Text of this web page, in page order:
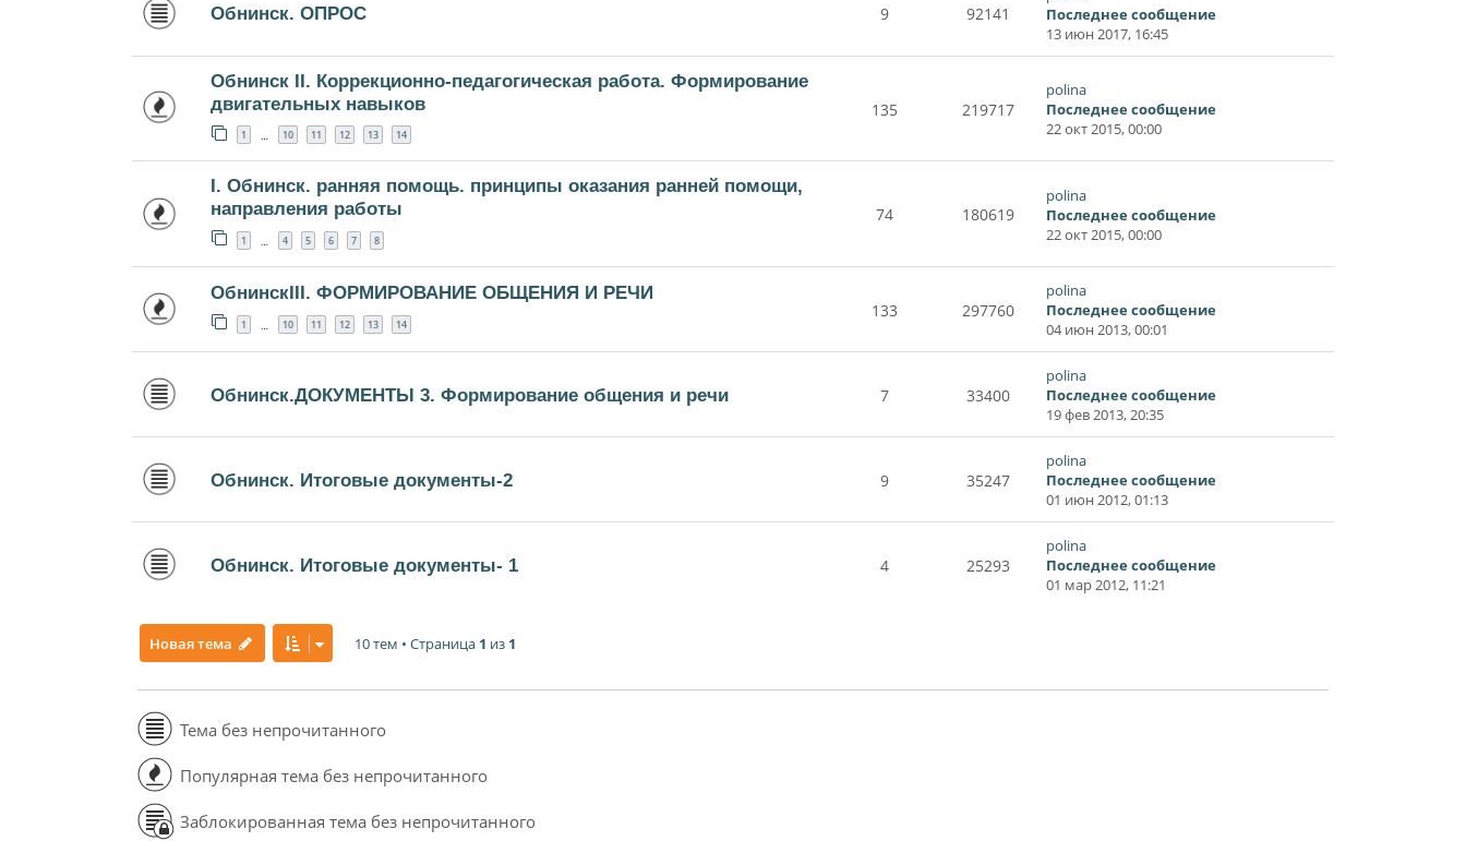
Обнинск. ОПРОС 9 92141
Последнее сообщение
13 июн 2017, 16:45
Обнинск II. Коррекционно-педагогическая работа. Формирование
двигательных навыков
1 … 10 11 12 13 14
135 219717
polina
Последнее сообщение
22 окт 2015, 00:00
I. Обнинск. ранняя помощь. принципы оказания ранней помощи,
направления работы
1 … 4 5 6 7 8
74 180619
polina
Последнее сообщение
22 окт 2015, 00:00
ОбнинскIII. ФОРМИРОВАНИЕ ОБЩЕНИЯ И РЕЧИ
1 … 10 11 12 13 14
133 297760
polina
Последнее сообщение
04 июн 2013, 00:01
Обнинск.ДОКУМЕНТЫ 3. Формирование общения и речи 7 33400
polina
Последнее сообщение
19 фев 2013, 20:35
Обнинск. Итоговые документы-2 9 35247
polina
Последнее сообщение
01 июн 2012, 01:13
Обнинск. Итоговые документы- 1 4 25293
polina
Последнее сообщение
01 мар 2012, 11:21
Новая тема 10 тем • Страница 1 из 1
Тема без непрочитанного
Популярная тема без непрочитанного
Заблокированная тема без непрочитанного